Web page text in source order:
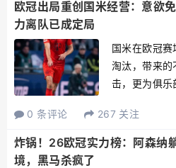
欧冠出局重创国米经营：意欲
力离队已成定局
国米在欧冠
淘汰，带来的
击，更为俱乐
随队记者，多
米的资金状况
0 条评论 267 关注
炸锅！26欧冠实力榜：阿森纳
境，黑马杀疯了